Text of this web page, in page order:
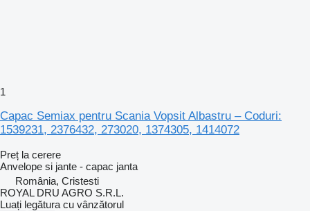
1
Capac Semiax pentru Scania Vopsit Albastru – Coduri:
1539231, 2376432, 273020, 1374305, 1414072
Preț la cerere
Anvelope si jante - capac janta
România, Cristesti
ROYAL DRU AGRO S.R.L.
Luați legătura cu vânzătorul